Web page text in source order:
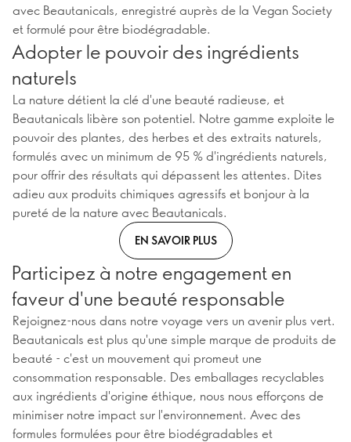
avec Beautanicals, enregistré auprès de la Vegan Society
et formulé pour être biodégradable.
Adopter le pouvoir des ingrédients
naturels
La nature détient la clé d'une beauté radieuse, et
Beautanicals libère son potentiel. Notre gamme exploite le
pouvoir des plantes, des herbes et des extraits naturels,
formulés avec un minimum de 95 % d'ingrédients naturels,
pour offrir des résultats qui dépassent les attentes. Dites
adieu aux produits chimiques agressifs et bonjour à la
pureté de la nature avec Beautanicals.
EN SAVOIR PLUS
Participez à notre engagement en
faveur d'une beauté responsable
Rejoignez-nous dans notre voyage vers un avenir plus vert.
Beautanicals est plus qu'une simple marque de produits de
beauté - c'est un mouvement qui promeut une
consommation responsable. Des emballages recyclables
aux ingrédients d'origine éthique, nous nous efforçons de
minimiser notre impact sur l'environnement. Avec des
formules formulées pour être biodégradables et